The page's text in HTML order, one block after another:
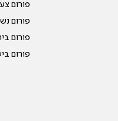
פורום
פורום
פורום
פורום